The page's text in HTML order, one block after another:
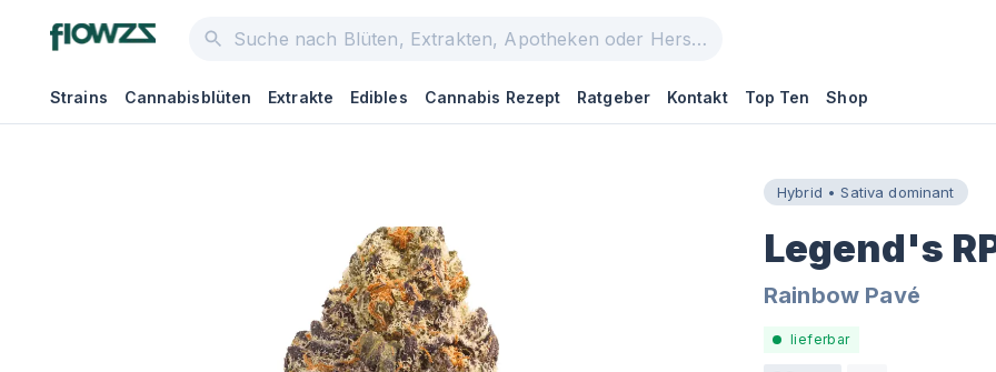
Strains Cannabisblüten Extrakte Edibles Cannabis Rezept Ratgeber Kontakt Top Ten Shop
Hybrid • Sativa dominant
Legend's
Rainbow Pavé
lieferbar